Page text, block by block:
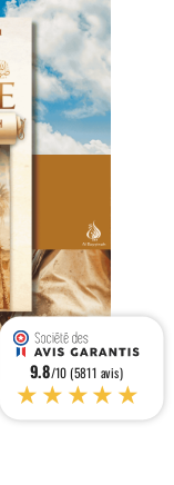
9.8/10 (5811 avis)
★★★★★